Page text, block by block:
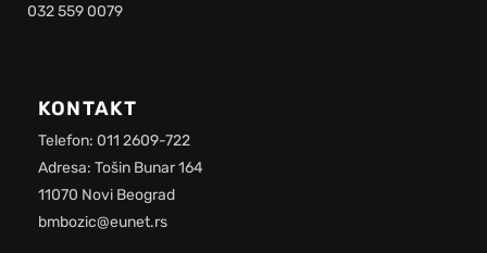
032 559 0079
KONTAKT
Telefon: 011 2609-722
Adresa: Tošin Bunar 164
11070 Novi Beograd
bmbozic@eunet.rs